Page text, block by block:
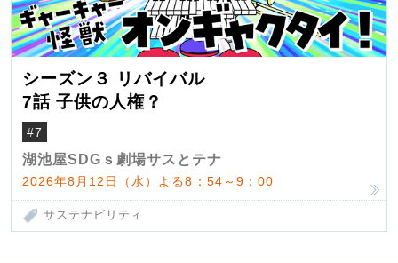
シーズン３ リバイバル
7話 子供の人権？
#7
湖池屋SDGｓ劇場サスとテナ
2026年8月12日（水）よる8：54～9：00
サステナビリティ